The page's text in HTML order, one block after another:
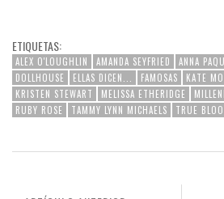
ETIQUETAS:
ALEX O'LOUGHLIN AMANDA SEYFRIED ANNA
DOLLHOUSE
ELLAS DICEN... FAMOSAS KATE
KRISTEN STEWART
MELISSA ETHERIDGE
RUBY ROSE
TAMMY LYNN MICHAELS TRUE